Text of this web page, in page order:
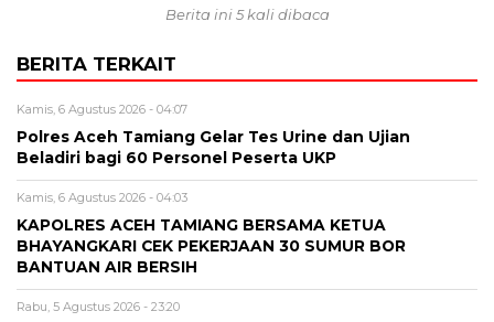
Berita ini 5 kali dibaca
BERITA TERKAIT
Kamis, 6 Agustus 2026 - 04:07
Polres Aceh Tamiang Gelar Tes Urine dan Ujian
Beladiri bagi 60 Personel Peserta UKP
Kamis, 6 Agustus 2026 - 04:03
KAPOLRES ACEH TAMIANG BERSAMA KETUA
BHAYANGKARI CEK PEKERJAAN 30 SUMUR BOR
BANTUAN AIR BERSIH
Rabu, 5 Agustus 2026 - 23:20